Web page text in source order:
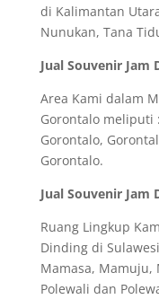
di Kalimantan
Nunukan, Tana
Jual Souvenir Jam
Area Kami dalam
Gorontalo meliputi
Gorontalo,
Gorontalo.
Jual Souvenir Jam
Ruang Lingkup
Dinding di
Mamasa, Mamuju,
Polewali dan